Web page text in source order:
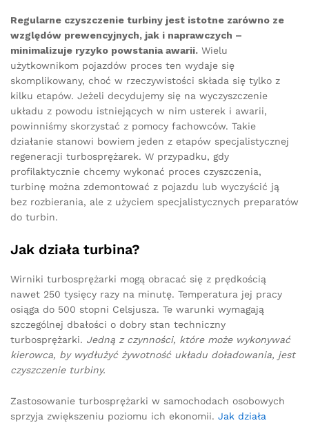
Regularne czyszczenie turbiny jest istotne zarówno ze
względów prewencyjnych, jak i naprawczych –
minimalizuje ryzyko powstania awarii. Wielu
użytkownikom pojazdów proces ten wydaje się
skomplikowany, choć w rzeczywistości składa się tylko z
kilku etapów. Jeżeli decydujemy się na wyczyszczenie
układu z powodu istniejących w nim usterek i awarii,
powinniśmy skorzystać z pomocy fachowców. Takie
działanie stanowi bowiem jeden z etapów specjalistycznej
regeneracji turbosprężarek. W przypadku, gdy
profilaktycznie chcemy wykonać proces czyszczenia,
turbinę można zdemontować z pojazdu lub wyczyścić ją
bez rozbierania, ale z użyciem specjalistycznych preparatów
do turbin.
Jak działa turbina?
Wirniki turbosprężarki mogą obracać się z prędkością
nawet 250 tysięcy razy na minutę. Temperatura jej pracy
osiąga do 500 stopni Celsjusza. Te warunki wymagają
szczególnej dbałości o dobry stan techniczny
turbosprężarki. Jedną z czynności, które może wykonywać
kierowca, by wydłużyć żywotność układu doładowania, jest
czyszczenie turbiny.
Zastosowanie turbosprężarki w samochodach osobowych
sprzyja zwiększeniu poziomu ich ekonomii. Jak działa